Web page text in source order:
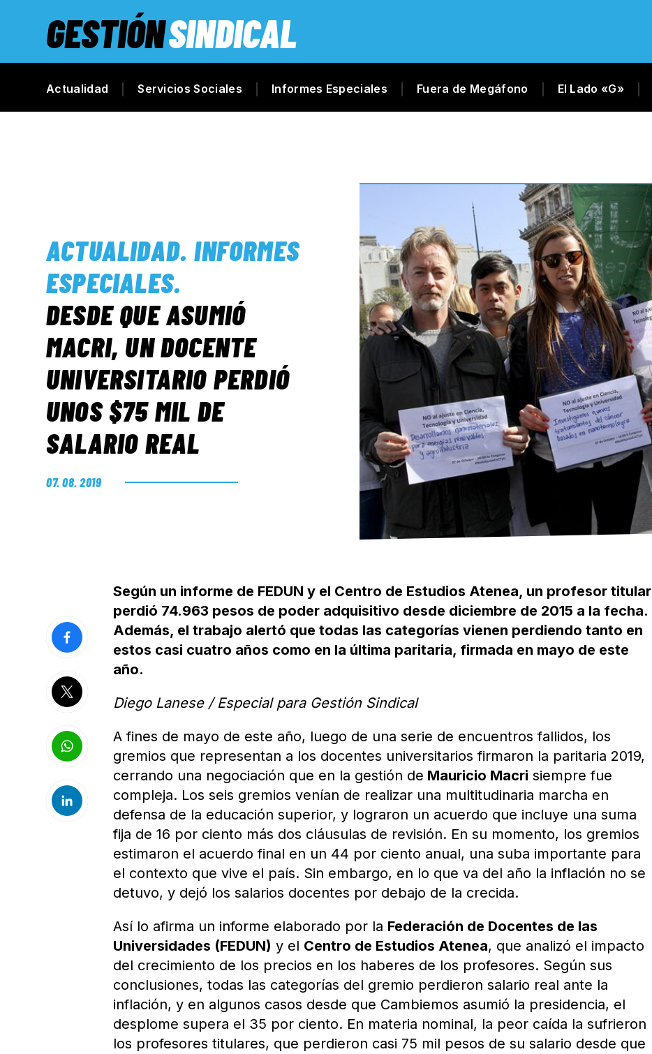
GESTIÓNSINDICAL
Actualidad Servicios Sociales Informes Especiales Fuera de Megáfono El Lado «G»
ACTUALIDAD.INFORMES
ESPECIALES.
DESDE QUE ASUMIÓ
MACRI, UN DOCENTE
UNIVERSITARIO PERDIÓ
UNOS $75 MIL DE
SALARIO REAL
07. 08. 2019
Según un informe de FEDUN y el Centro de Estudios Atenea, un profesor titular
perdió 74.963 pesos de poder adquisitivo desde diciembre de 2015 a la fecha.
Además, el trabajo alertó que todas las categorías vienen perdiendo tanto en
estos casi cuatro años como en la última paritaria, firmada en mayo de este
año.
Diego Lanese / Especial para Gestión Sindical
A fines de mayo de este año, luego de una serie de encuentros fallidos, los
gremios que representan a los docentes universitarios firmaron la paritaria 2019,
cerrando una negociación que en la gestión de Mauricio Macri siempre fue
compleja. Los seis gremios venían de realizar una multitudinaria marcha en
defensa de la educación superior, y lograron un acuerdo que incluye una suma
fija de 16 por ciento más dos cláusulas de revisión. En su momento, los gremios
estimaron el acuerdo final en un 44 por ciento anual, una suba importante para
el contexto que vive el país. Sin embargo, en lo que va del año la inflación no se
detuvo, y dejó los salarios docentes por debajo de la crecida.
Así lo afirma un informe elaborado por la Federación de Docentes de las
Universidades (FEDUN) y el Centro de Estudios Atenea, que analizó el impacto
del crecimiento de los precios en los haberes de los profesores. Según sus
conclusiones, todas las categorías del gremio perdieron salario real ante la
inflación, y en algunos casos desde que Cambiemos asumió la presidencia, el
desplome supera el 35 por ciento. En materia nominal, la peor caída la sufrieron
los profesores titulares, que perdieron casi 75 mil pesos de su salario desde que